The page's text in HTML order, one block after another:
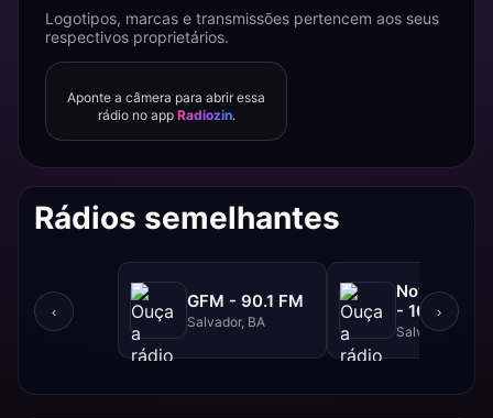
Logotipos, marcas e transmissões pertencem aos seus
respectivos proprietários.
Aponte a câmera para abrir essa
rádio no app Radiozin.
Rádios semelhantes
‹
GFM - 90.1 FM
Salvador, BA
NovaBrasil
- 104.7 FM
Salvador, BA
›